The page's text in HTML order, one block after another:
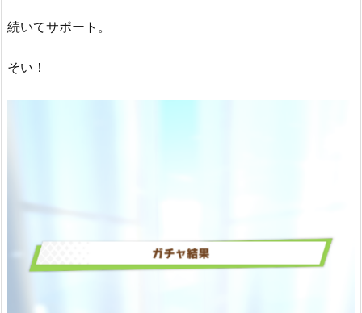
続いてサポート。
そい！